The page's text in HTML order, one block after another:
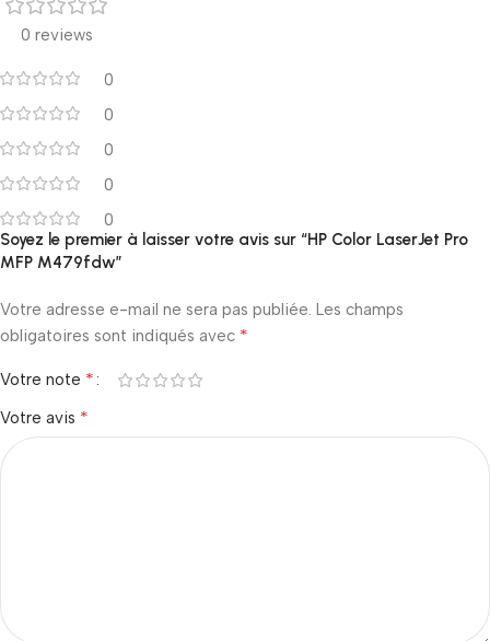
0 reviews
0
0
0
0
0
Soyez le premier à laisser votre avis sur “HP Color LaserJet Pro
MFP M479fdw”
Votre adresse e-mail ne sera pas publiée. Les champs
obligatoires sont indiqués avec *
Votre note *
Votre avis *